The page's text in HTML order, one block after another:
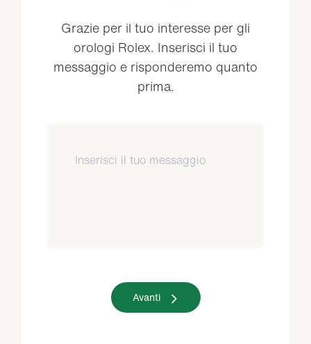
Grazie per il tuo interesse per gli
orologi Rolex. Inserisci il tuo
messaggio e risponderemo quanto
prima.
Avanti